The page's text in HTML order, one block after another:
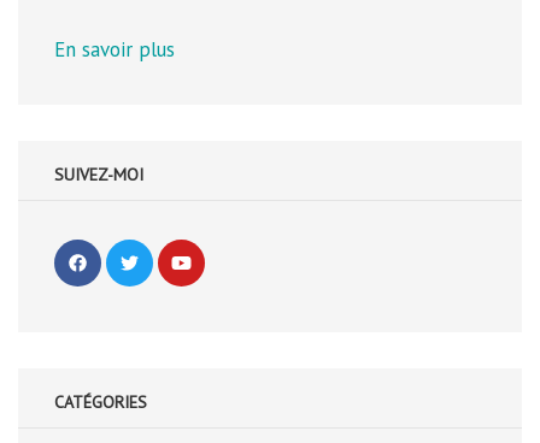
En savoir plus
SUIVEZ-MOI
CATÉGORIES